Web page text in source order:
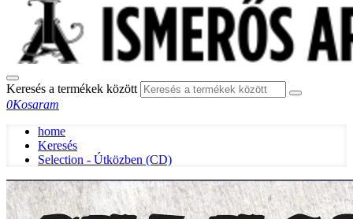
Keresés a termékek között
0Kosaram
home
Keresés
Selection - Útközben (CD)